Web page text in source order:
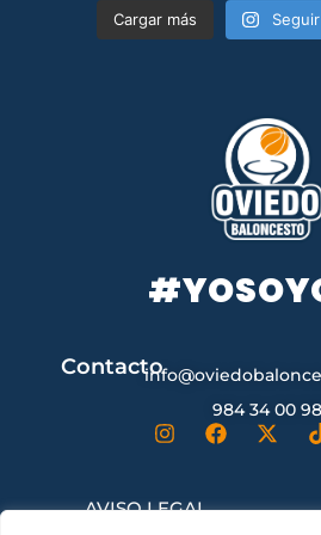
Cargar más
Contacto
984 34 00 98
AVISO LEGAL